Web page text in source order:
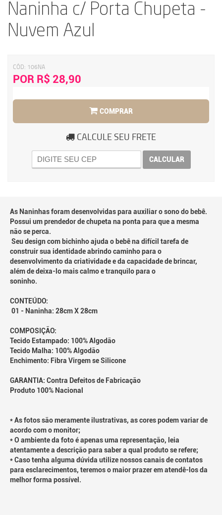
Naninha c/ Porta Chupeta -
Nuvem Azul
CÓD: 106NA
POR R$ 28,90
COMPRAR
CALCULE SEU FRETE
CALCULAR
As Naninhas foram desenvolvidas para auxiliar o sono do bebê.
Possui um prendedor de chupeta na ponta para que a mesma
não se perca.
Seu design com bichinho ajuda o bebê na difícil tarefa de
construir sua identidade abrindo caminho para o
desenvolvimento da criatividade e da capacidade de brincar,
além de deixa-lo mais calmo e tranquilo para o
soninho.
CONTEÚDO:
01 - Naninha: 28cm X 28cm
COMPOSIÇÃO:
Tecido Estampado: 100% Algodão
Tecido Malha: 100% Algodão
Enchimento: Fibra Virgem se Silicone
GARANTIA: Contra Defeitos de Fabricação
Produto 100% Nacional
* As fotos são meramente ilustrativas, as cores podem variar de
acordo com o monitor;
* O ambiente da foto é apenas uma representação, leia
atentamente a descrição para saber a qual produto se refere;
* Caso tenha alguma dúvida utilize nossos canais de contatos
para esclarecimentos, teremos o maior prazer em atendê-los da
melhor forma possível.